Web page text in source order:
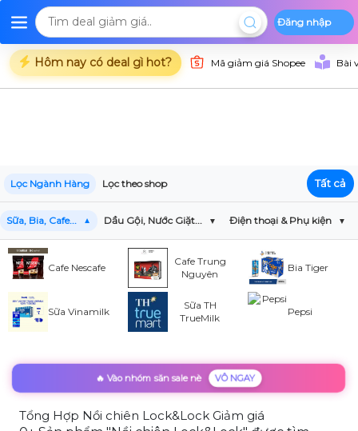
Đăng nhập
Hôm nay có deal gì hot? Mã giảm giá Shopee Bài
Trang chủ Deal Shopee Deal Lazada Deal Tiki Danh mục
Lọc Ngành Hàng Lọc theo shop Tất cả
Sữa, Bia, Cafe... Dầu Gội, Nước Giặt... Điện thoại & Phụ kiện
Cafe Nescafe
Cafe Trung
Nguyên
Bia Tiger
Sữa Vinamilk
Sữa TH
TrueMilk
Pepsi
🔥 Vào nhóm săn sale nè VÔ NGAY
Tổng Hợp Nồi chiên Lock&Lock Giảm giá